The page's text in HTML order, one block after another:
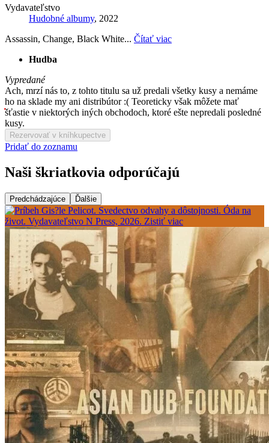
Vydavateľstvo
Hudobné albumy, 2022
Assassin, Change, Black White... Čítať viac
Hudba
Vypredané
Ach, mrzí nás to, z tohto titulu sa už predali všetky kusy a nemáme
ho na sklade my ani distribútor :( Teoreticky však môžete mať
šťastie v niektorých iných obchodoch, ktoré ešte nepredali posledné
kusy.
Rezervovať v kníhkupectve
Pridať do zoznamu
Naši škriatkovia odporúčajú
Predchádzajúce Ďalšie